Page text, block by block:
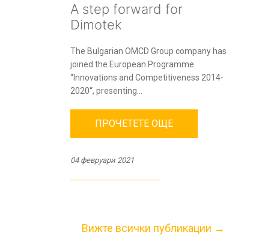
A step forward for
Dimotek
The Bulgarian OMCD Group company has
joined the European Programme
“Innovations and Competitiveness 2014-
2020“, presenting...
ПРОЧЕТЕТЕ ОЩЕ
04 февруари 2021
Вижте всички публикации →